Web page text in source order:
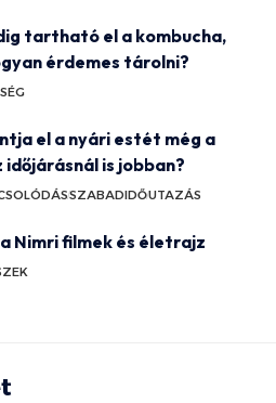
tartható el a kombucha,
érdemes tárolni?
el a nyári estét még a
időjárásnál is jobban?
SZABADIDŐUTAZÁS
Nimri filmek és életrajz